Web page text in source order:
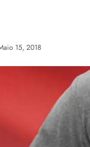
15, 2018